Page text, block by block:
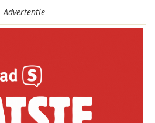
Advertentie